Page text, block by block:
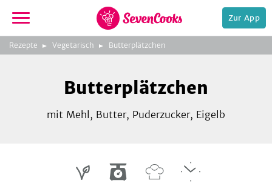
zur
Startseite
Zur App
Rezepte Vegetarisch Butterplätzchen
Bild
3
zeigen
Butterplätzchen
mit Mehl, Butter, Puderzucker, Eigelb